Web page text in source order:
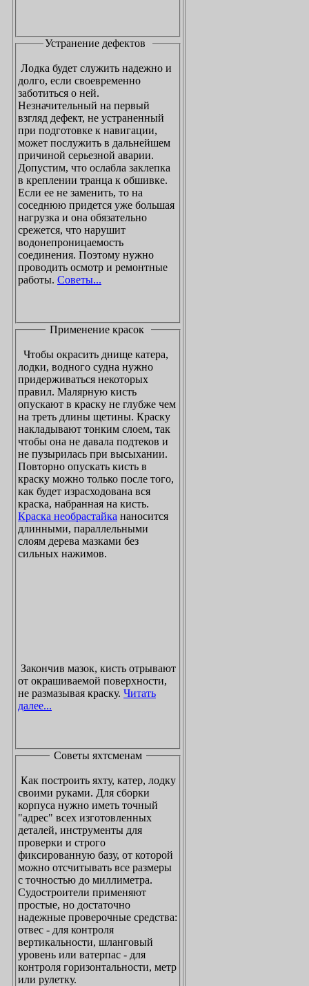
Устранение дефектов
Лодка будет служить надежно и
долго, если своевременно
заботиться о ней.
Незначительный на первый
взгляд дефект, не устраненный
при подготовке к навигации,
может послужить в дальнейшем
причиной серьезной аварии.
Допустим, что ослабла заклепка
в креплении транца к обшивке.
Если ее не заменить, то на
соседнюю придется уже большая
нагрузка и она обязательно
срежется, что нарушит
водонепроницаемость
соединения. Поэтому нужно
проводить осмотр и ремонтные
работы. Советы...
Применение красок
лодки, водного судна нужно
придерживаться некоторых
правил. Малярную кисть
опускают в краску не глубже чем
на треть длины щетины. Краску
накладывают тонким слоем, так
чтобы она не давала подтеков и
не пузырилась при высыхании.
Повторно опускать кисть в
краску можно только после того,
как будет израсходована вся
краска, набранная на кисть.
Краска необрастайка
длинными, параллельными
слоям дерева мазками без
сильных нажимов.
Закончив мазок, кисть отрывают
от окрашиваемой поверхности,
не размазывая краску. Читать
далее...
Советы яхтсменам
Как построить яхту, катер, лодку
своими руками. Для сборки
корпуса нужно иметь точный
"адрес" всех изготовленных
деталей, инструменты для
проверки и строго
фиксированную базу, от которой
можно отсчитывать все размеры
с точностью до миллиметра.
Судостроители применяют
простые, но достаточно
надежные проверочные средства:
отвес - для контроля
вертикальности, шланговый
уровень или ватерпас - для
контроля горизонтальности, метр
или рулетку.